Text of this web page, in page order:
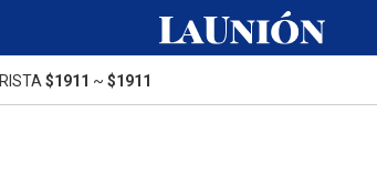
$1911 ~ $1911